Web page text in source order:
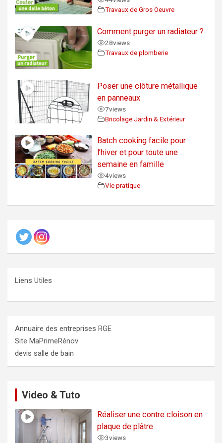
Travaux de Gros Oeuvre
Comment purger un radiateur ?
28views
Travaux de plomberie
Poser une clôture métallique
en panneaux
7views
Bricolage Jardin & Extérieur
Batch cooking facile pour
l’hiver et pour toute une
semaine en famille
4views
Vie pratique
Liens Utiles
Annuaire des entreprises RGE
Site MaPrimeRénov
devis salle de bain
Video & Tuto
Réaliser une contre cloison en
plaque de plâtre
3views